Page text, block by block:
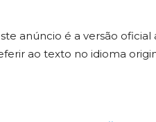
anúncio é a versão
ao texto no idioma